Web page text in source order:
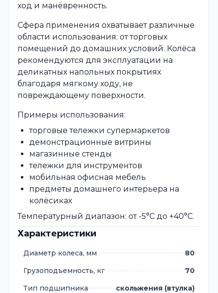
ход и манёвренность.
Сфера применения охватывает различные
области использования: от торговых
помещений до домашних условий. Колёса
рекомендуются для эксплуатации на
деликатных напольных покрытиях
благодаря мягкому ходу, не
повреждающему поверхности.
Примеры использования:
торговые тележки супермаркетов
демонстрационные витрины
магазинные стенды
тележки для инструментов
мобильная офисная мебель
предметы домашнего интерьера на
колёсиках
Температурный диапазон: от -5°C до +40°C.
Характеристики
Диаметр колеса, мм
80
Грузоподъемность, кг
70
Тип подшипника
скольжения (втулка)